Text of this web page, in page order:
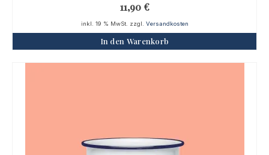
11,90 €
inkl. 19 % MwSt. zzgl. Versandkosten
In den Warenkorb